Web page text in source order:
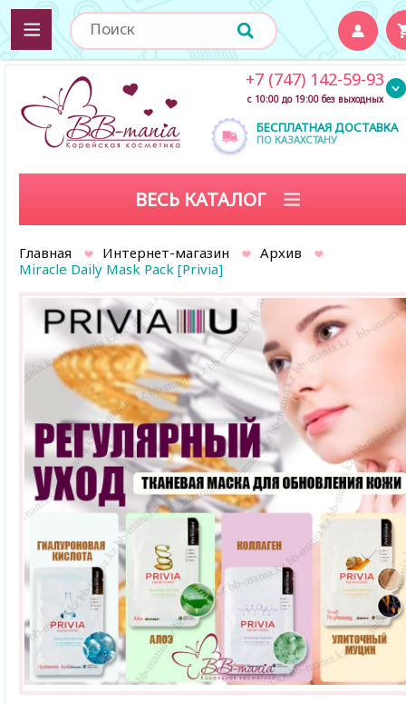
БЕСПЛАТНАЯ ДОСТАВКА
ПО КАЗАХСТАНУ
+7 (747) 142-59-93
с 10:00 до 19:00 без выходных
ВЕСЬ КАТАЛОГ
Главная Интернет-магазин
Архив
Miracle Daily Mask Pack [Privia]